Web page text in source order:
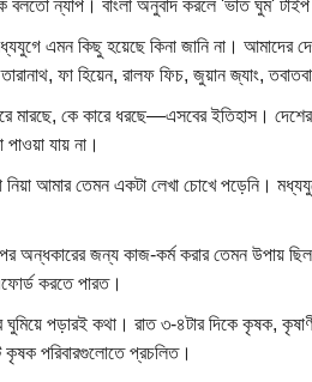
বলতো ন্যাপ। বাংলা অনুবাদ করলে 'ভাত ঘুম'
এমন কিছু হয়েছে কিনা জানি না। আমাদের
ফা হিয়েন, রালফ ফিচ, জুয়ান জ্যাং,
মারছে, কে কারে ধরছে—এসবের ইতিহাস।
যায় না।
আমার তেমন একটা লেখা চোখে পড়েনি।
পর অন্ধকারের জন্য কাজ-কর্ম করার তেমন উপায়
এফোর্ড করতে পারত।
ঘুমিয়ে পড়ারই কথা। রাত ৩-৪টার দিকে কৃষক,
কৃষক পরিবারগুলোতে প্রচলিত।